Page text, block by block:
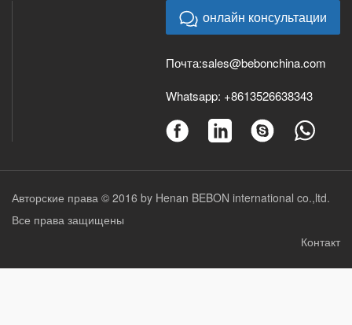
онлайн консультации
Почта:sales@bebonchina.com
Whatsapp: +8613526638343
Авторские права © 2016 by Henan BEBON international co.,ltd.
Все права защищены
Контакт